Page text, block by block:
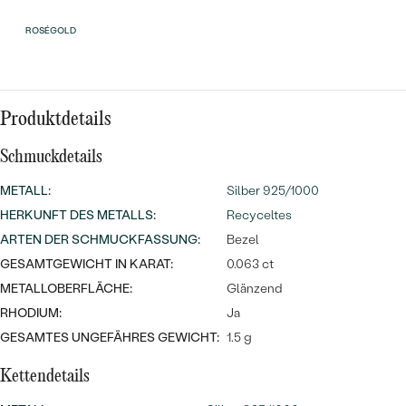
Wave Kollektion
ANSEHEN
DIAMANTEN
Personalisierte
Halsketten
ANSEHEN
Meistverkaufte
Ringe
ROSÉGOLD
Produktdetails
Schmuckdetails
METALL:
Silber 925/1000
HERKUNFT DES METALLS:
Recyceltes
ARTEN DER SCHMUCKFASSUNG:
Bezel
GESAMTGEWICHT IN KARAT:
0.063 ct
METALLOBERFLÄCHE:
Glänzend
RHODIUM:
Ja
GESAMTES UNGEFÄHRES GEWICHT: 1.5 g
Kettendetails